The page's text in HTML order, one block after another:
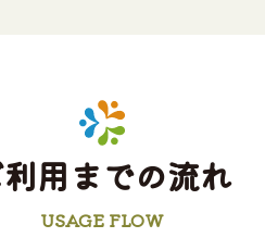
用までの流れ
USAGE FLOW